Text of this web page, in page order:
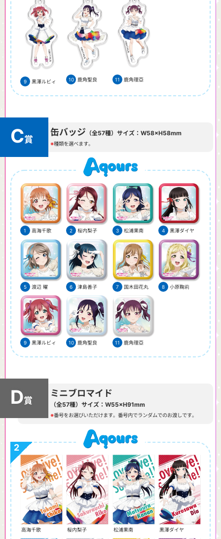
黒澤ルビィ 鹿角聖良 鹿角理亞
C賞
缶バッジ （全57種）サイズ：W58×H58mm
種類を選べます。
高海千歌 桜内梨子 松浦果南 黒澤ダイヤ
渡辺 曜 津島善子 国木田花丸 小原鞠莉
黒澤ルビィ 鹿角聖良 鹿角理亞
D賞
ミニブロマイド
（全57種）サイズ：W55×H91mm
番号をお選びいただけます。番号内でランダムでのお渡しです。
高海千歌 桜内梨子 松浦果南 黒澤ダイヤ